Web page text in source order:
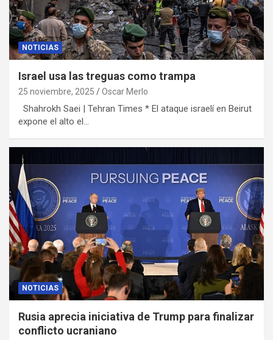
NOTICIAS
Israel usa las treguas como trampa
25 noviembre, 2025 Oscar Merlo
Shahrokh Saei | Tehran Times * El ataque israelí en Beirut
expone el alto el…
NOTICIAS
Rusia aprecia iniciativa de Trump para finalizar
conflicto ucraniano